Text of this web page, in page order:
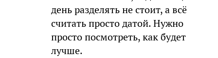
день разделять не стоит, а всё
считать просто датой. Нужно
просто посмотреть, как будет
лучше.